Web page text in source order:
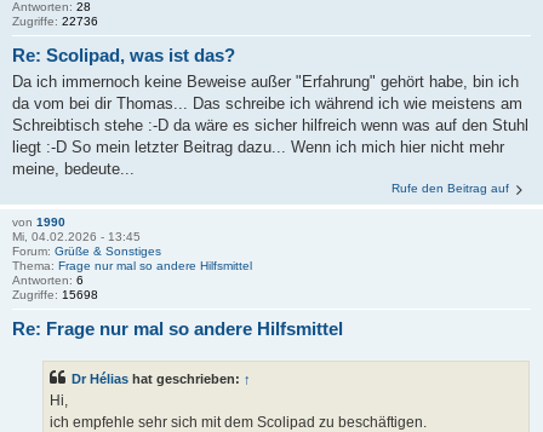
Antworten: 28
Zugriffe: 22736
Re: Scolipad, was ist das?
Da ich immernoch keine Beweise außer "Erfahrung" gehört habe, bin ich
da vom bei dir Thomas... Das schreibe ich während ich wie meistens am
Schreibtisch stehe :-D da wäre es sicher hilfreich wenn was auf den Stuhl
liegt :-D So mein letzter Beitrag dazu... Wenn ich mich hier nicht mehr
meine, bedeute...
Rufe den Beitrag auf
von 1990
Mi, 04.02.2026 - 13:45
Forum: Grüße & Sonstiges
Thema: Frage nur mal so andere Hilfsmittel
Antworten: 6
Zugriffe: 15698
Re: Frage nur mal so andere Hilfsmittel
Dr Hélias hat geschrieben: ↑
Hi,
ich empfehle sehr sich mit dem Scolipad zu beschäftigen.